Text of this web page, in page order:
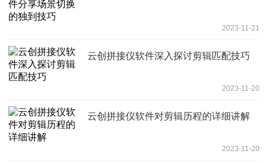
2023-11-21
云创拼接仪软件深入探讨剪辑匹配技巧
2023-11-20
云创拼接仪软件对剪辑历程的详细讲解
2023-11-20